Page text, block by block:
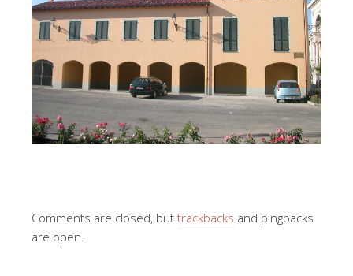
Comments are closed, but trackbacks and pingbacks
are open.